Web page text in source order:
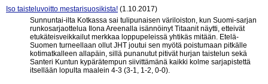
Iso taisteluvoitto mestarisuosikista! (1.10.2017)
Sunnuntai-ilta Kotkassa sai tulipunaisen väriloiston, kun Suomi-sarjan
runkosarjaottelua Ilona Areenalla isännöinyt Titaanit näytti, etteivät
etukäteisveikkailut merkkaa loppupeleissä yhtikäs mitään. Etelä-
Suomen turneellaan ollut JHT joutui sen myötä poistumaan pitkälle
kotimatkalleen allapäin, sillä punanutut pitivät hurjan taistelun sekä
Santeri Kuntun kypärätempun siivittämänä kaikki kolme sarjapistettä
itsellään lopulta maalein 4-3 (3-1, 1-2, 0-0).